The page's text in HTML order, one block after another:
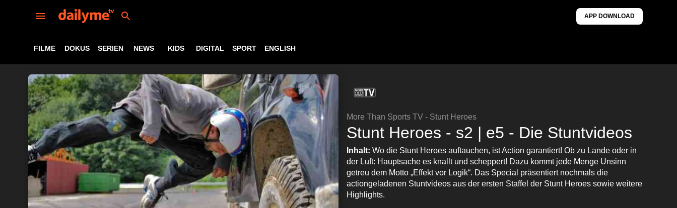
APP DOWNLOAD
FILME DOKUS SERIEN NEWS KIDS DIGITAL SPORT ENGLISH
More Than Sports TV - Stunt Heroes
Stunt Heroes - s2 | e5 - Die Stuntvideos
Inhalt: Wo die Stunt Heroes auftauchen, ist Action garantiert! Ob zu Lande oder in
der Luft: Hauptsache es knallt und scheppert! Dazu kommt jede Menge Unsinn
getreu dem Motto „Effekt vor Logik“. Das Special präsentiert nochmals die
actiongeladenen Stuntvideos aus der ersten Staffel der Stunt Heroes sowie weitere
Highlights.